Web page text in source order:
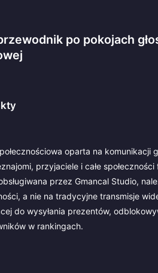
po pokojach
oparta na
przyjaciele i całe
przez Gmancal Studio,
a nie na tradycyjne transmisje
do wysyłania prezentów,
w rankingach.